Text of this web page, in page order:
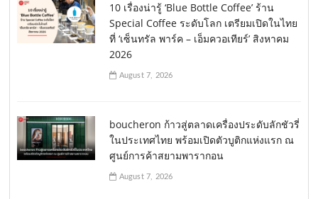
10 เรื่องน่ารู้ ‘Blue Bottle Coffee’ ร้าน
Special Coffee ระดับโลก เตรียมเปิดในไทย
ที่ ‘เซ็นทรัล พาร์ค – เอ็มควอเทียร์’ สิงหาคม
2026
August 7, 2026
boucheron ก้าวสู่ตลาดเครื่องประดับลักชัวรี่
ในประเทศไทย พร้อมเปิดตัวบูติกแห่งแรก ณ
ศูนย์การค้าสยามพารากอน
August 7, 2026